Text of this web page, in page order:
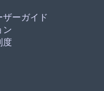
ーガイド
ン
度